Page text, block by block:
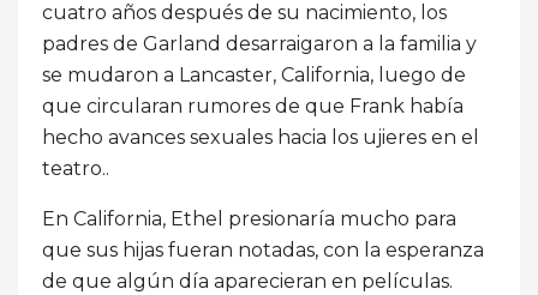
cuatro años después de su nacimiento, los
padres de Garland desarraigaron a la familia y
se mudaron a Lancaster, California, luego de
que circularan rumores de que Frank había
hecho avances sexuales hacia los ujieres en el
teatro..
En California, Ethel presionaría mucho para
que sus hijas fueran notadas, con la esperanza
de que algún día aparecieran en películas.